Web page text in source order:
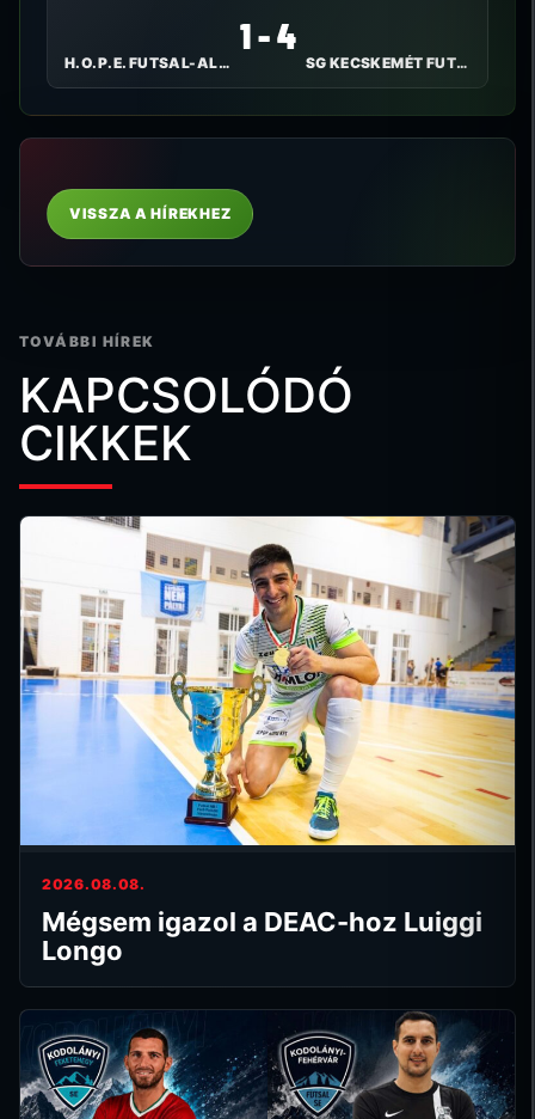
H.O.P.E. FUTSAL-ALPASSPORT
1 - 4
SG KECSKEMÉT FUTSAL
VISSZA A HÍREKHEZ
TOVÁBBI HÍREK
KAPCSOLÓDÓ
CIKKEK
2026.08.08.
Mégsem igazol a DEAC-hoz Luiggi
Longo